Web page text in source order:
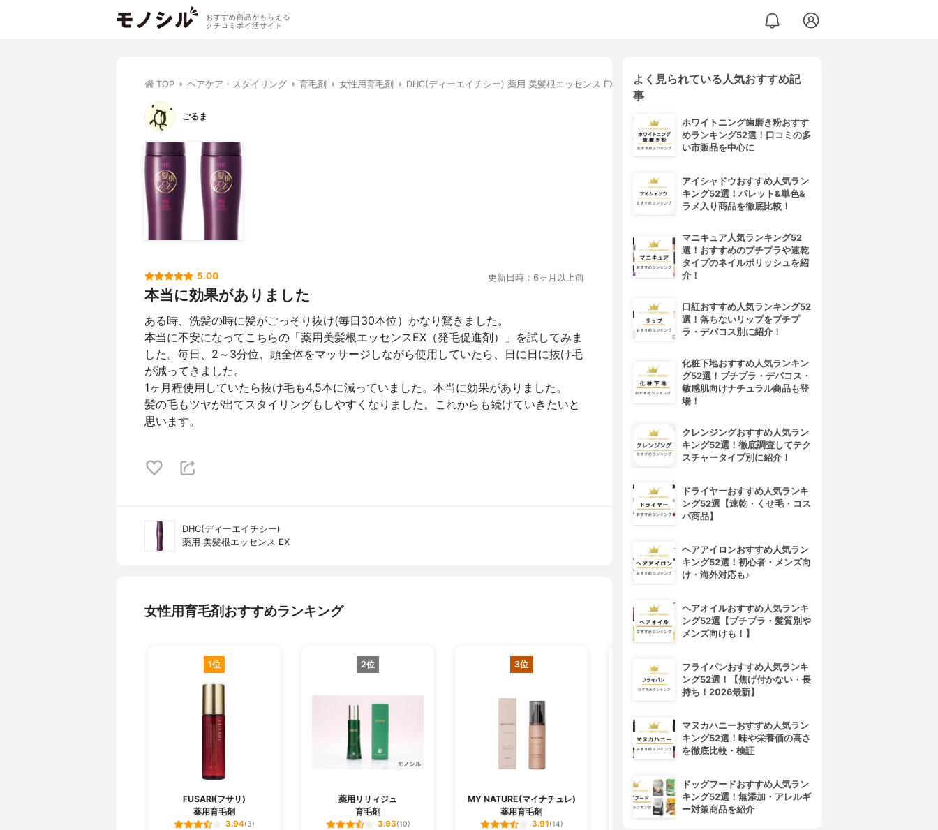
おすすめ商品がもらえる
クチコミポイ活サイト
TOP ヘアケア・スタイリング 育毛剤 女性用育毛剤 DHC(ディーエイチシー) 薬用 美髪根エッセンス EX
ごるま
5.00 更新日時：6ヶ月以上前
本当に効果がありました
ある時、洗髪の時に髪がごっそり抜け(毎日30本位）かなり驚きました。
本当に不安になってこちらの「薬用美髪根エッセンスEX（発毛促進剤）」を試してみま
した。毎日、2～3分位、頭全体をマッサージしながら使用していたら、日に日に抜け毛
が減ってきました。
1ヶ月程使用していたら抜け毛も4,5本に減っていました。本当に効果がありました。
髪の毛もツヤが出てスタイリングもしやすくなりました。これからも続けていきたいと
思います。
DHC(ディーエイチシー)
薬用 美髪根エッセンス EX
女性用育毛剤おすすめランキング
1位
FUSARI(フサリ)
薬用育毛剤
3.94(3)
2位
薬用リリィジュ
育毛剤
3.93(10)
3位
MY NATURE(マイナチュレ)
薬用育毛剤
3.91(14)
ハリモア
薬用育毛剤
BELTA(ベルタ)
よく見られている人気おすすめ記
事
ホワイトニング歯磨き粉おすす
めランキング52選！口コミの多
い市販品を中心に
アイシャドウおすすめ人気ラン
キング52選！パレット&単色&
ラメ入り商品を徹底比較！
マニキュア人気ランキング52
選！おすすめのプチプラや速乾
タイプのネイルポリッシュを紹
介！
口紅おすすめ人気ランキング52
選！落ちないリップをプチプ
ラ・デパコス別に紹介！
化粧下地おすすめ人気ランキン
グ52選！プチプラ・デパコス・
敏感肌向けナチュラル商品も登
場！
クレンジングおすすめ人気ラン
キング52選！徹底調査してテク
スチャータイプ別に紹介！
ドライヤーおすすめ人気ランキ
ング52選【速乾・くせ毛・コス
パ商品】
ヘアアイロンおすすめ人気ラン
キング52選！初心者・メンズ向
け・海外対応も♪
ヘアオイルおすすめ人気ランキ
ング52選【プチプラ・髪質別や
メンズ向けも！】
フライパンおすすめ人気ランキ
ング52選！【焦げ付かない・長
持ち！2026最新】
マヌカハニーおすすめ人気ラン
キング52選！味や栄養価の高さ
を徹底比較・検証
ドッグフードおすすめ人気ラン
キング52選！無添加・アレルギ
ー対策商品を紹介